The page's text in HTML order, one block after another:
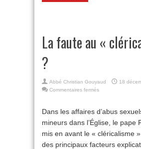
La faute au «
?
Abbé Christian Gouyaud
18
Commentaires fermés
au
«
»
?
Dans les affaires d’abus
mineurs dans l’Église, le pape
mis en avant le « cléricalisme »
des principaux facteurs